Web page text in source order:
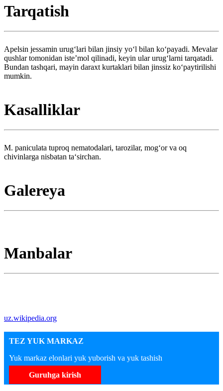
Tarqatish
Apelsin jessamin urugʻlari bilan jinsiy yoʻl bilan koʻpayadi. Mevalar
qushlar tomonidan isteʼmol qilinadi, keyin ular urugʻlarni tarqatadi.
Bundan tashqari, mayin daraxt kurtaklari bilan jinssiz koʻpaytirilishi
mumkin.
Kasalliklar
M. paniculata tuproq nematodalari, tarozilar, mogʻor va oq
chivinlarga nisbatan ta‘sirchan.
Galereya
Manbalar
uz.wikipedia.org
TEZ YUK MARKAZ
Yuk markaz elonlari yuk yuborish va yuk tashish
Guruhga kirish